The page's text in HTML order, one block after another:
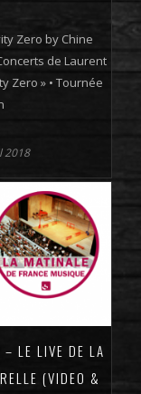
Zero by Chine
de Laurent
Zero » • Tournée
2018
– LE LIVE DE LA
(VIDEO &